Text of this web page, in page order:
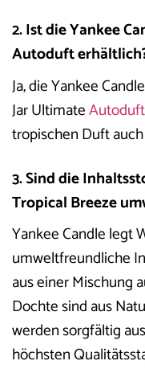
2. Ist die Yankee
Autoduft
Ja, die Yankee
Jar UltimateAutoduft
tropischen Duft
3. Sind die
Tropical Breeze
Yankee Candle legt
umweltfreundliche
aus einer Mischung
Dochte sind aus
werden sorgfältig
höchsten